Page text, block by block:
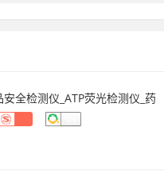
全检测仪_ATP荧光检测仪_药
（上海）科学仪器有限公